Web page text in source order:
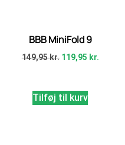
BBB MiniFold 9
149,95kr. 119,95 kr.
Tilføj til kurv